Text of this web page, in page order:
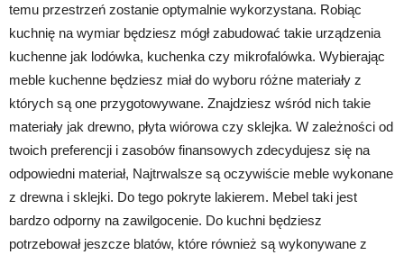
temu przestrzeń zostanie optymalnie wykorzystana. Robiąc
kuchnię na wymiar będziesz mógł zabudować takie urządzenia
kuchenne jak lodówka, kuchenka czy mikrofalówka. Wybierając
meble kuchenne będziesz miał do wyboru różne materiały z
których są one przygotowywane. Znajdziesz wśród nich takie
materiały jak drewno, płyta wiórowa czy sklejka. W zależności od
twoich preferencji i zasobów finansowych zdecydujesz się na
odpowiedni materiał, Najtrwalsze są oczywiście meble wykonane
z drewna i sklejki. Do tego pokryte lakierem. Mebel taki jest
bardzo odporny na zawilgocenie. Do kuchni będziesz
potrzebował jeszcze blatów, które również są wykonywane z